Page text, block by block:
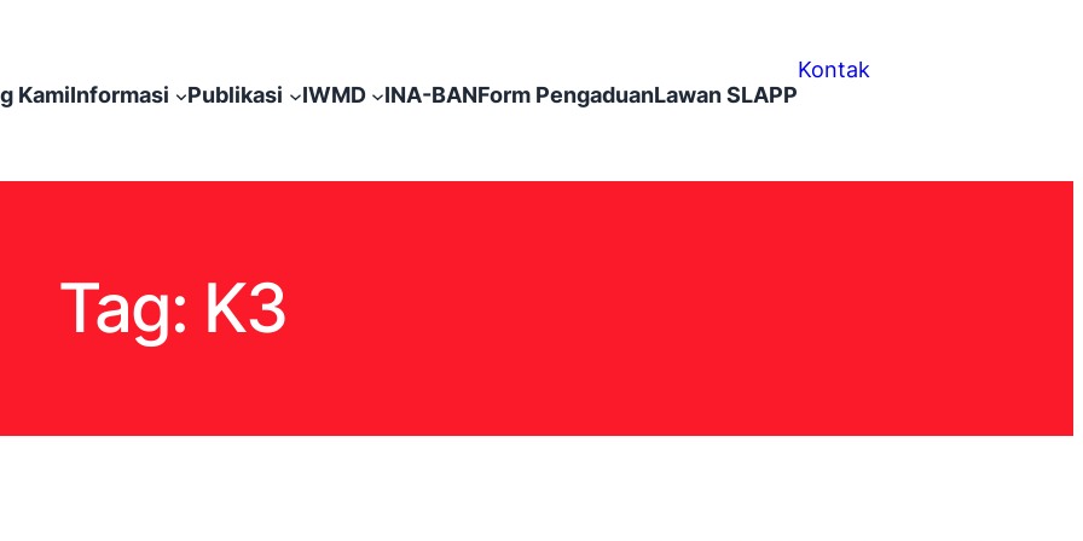
KamiInformasi Publikasi IWMD INA-BANForm PengaduanLawan SLAPP
Kontak
Tag: K3